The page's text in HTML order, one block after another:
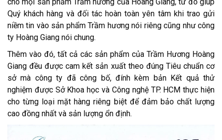
Quý khách hàng và đối tác hoàn toàn yên tâm khi trao gửi
niềm tin vào sản phẩm Trầm hương nói riêng cũng như công
ty Hoàng Giang nói chung.
Thêm vào đó, tất cả các sản phẩm của Trầm Hương Hoàng
Giang đều được cam kết sản xuất theo đúng Tiêu chuẩn cơ
sở mà công ty đã công bố, đính kèm bản Kết quả thử
nghiệm được Sở Khoa học và Công nghệ TP. HCM thực hiện
cho từng loại mặt hàng riêng biệt để đảm bảo chất lượng
cao đồng nhất và sản lượng ổn định.